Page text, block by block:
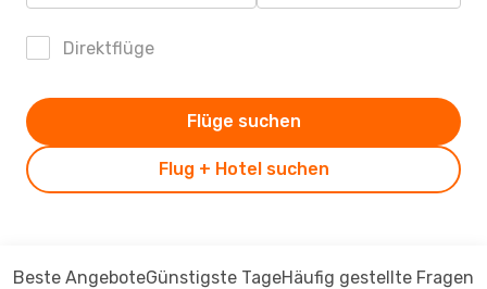
Direktflüge
Flug + Hotel suchen
Flüge suchen
Beste AngeboteGünstigste TageHäufig gestellte Fragen